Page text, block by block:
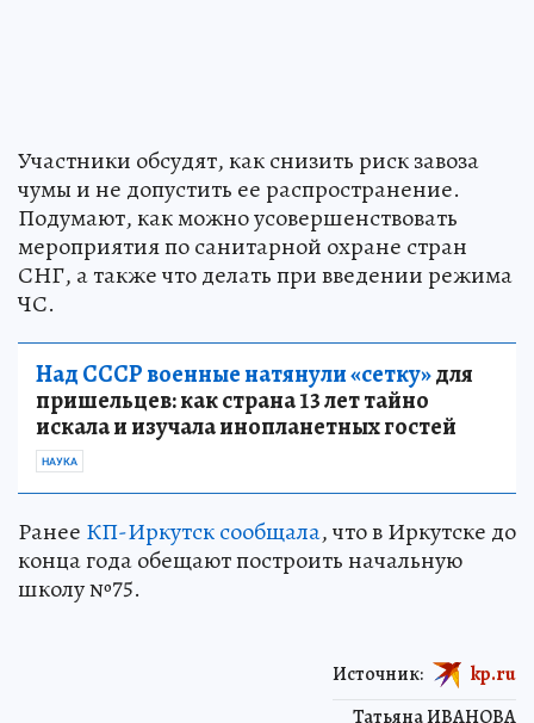
Участники обсудят, как снизить риск завоза
чумы и не допустить ее распространение.
Подумают, как можно усовершенствовать
мероприятия по санитарной охране стран
СНГ, а также что делать при введении режима
ЧС.
Над СССР военные натянули «сетку»для
пришельцев: как страна 13 лет тайно
искала и изучала инопланетных гостей
НАУКА
Ранее КП-Иркутск сообщала, что в Иркутске до
конца года обещают построить начальную
школу №75.
Татьяна ИВАНОВА
Источник: kp.ru